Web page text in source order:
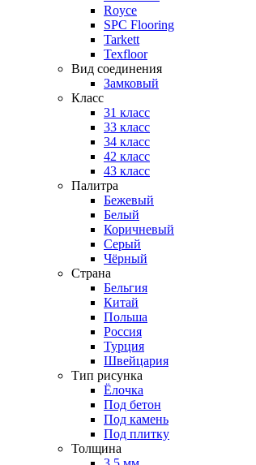
Royce
SPC Flooring
Tarkett
Texfloor
Вид соединения
Замковый
Класс
31 класс
33 класс
34 класс
42 класс
43 класс
Палитра
Бежевый
Белый
Коричневый
Серый
Чёрный
Страна
Бельгия
Китай
Польша
Россия
Турция
Швейцария
Тип рисунка
Ёлочка
Под бетон
Под камень
Под плитку
Толщина